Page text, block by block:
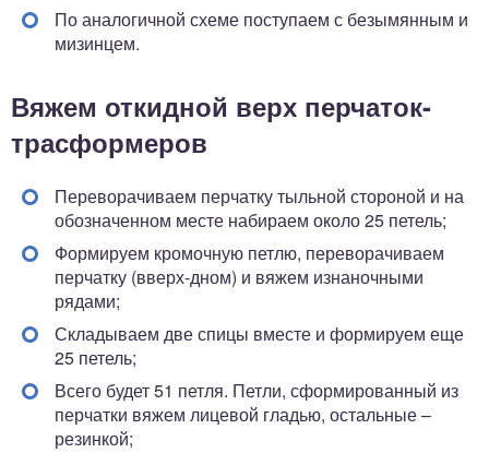
По аналогичной схеме поступаем с безымянным и
мизинцем.
Вяжем откидной верх перчаток-
трасформеров
Переворачиваем перчатку тыльной стороной и на
обозначенном месте набираем около 25 петель;
Формируем кромочную петлю, переворачиваем
перчатку (вверх-дном) и вяжем изнаночными
рядами;
Складываем две спицы вместе и формируем еще
25 петель;
Всего будет 51 петля. Петли, сформированный из
перчатки вяжем лицевой гладью, остальные –
резинкой;